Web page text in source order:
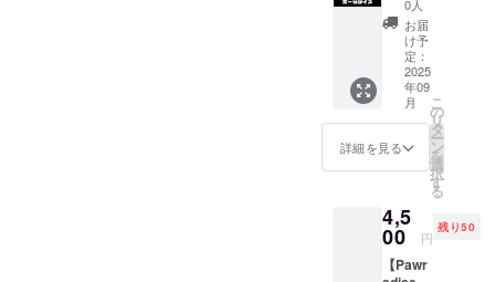
ト】
Pawrad
iseロゴ
ステッ
カー2枚
を提
供。 ・
カラー
展開：
黒 ・商
ズ：
7.5cm×
7.5cm
0人
お届
け予
定：
2025
年09
月
詳細を見る
こ
の
リ
タ
ー
ン
を
選
択
す
る
4,5
00 円
残り50
【Pawr